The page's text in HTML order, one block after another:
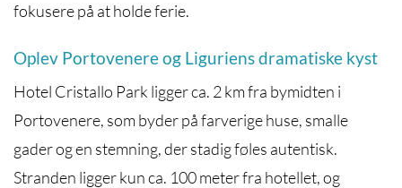
fokusere på at holde ferie.
Oplev Portovenere og Liguriens dramatiske kyst
Hotel Cristallo Park ligger ca. 2 km fra bymidten i
Portovenere, som byder på farverige huse, smalle
gader og en stemning, der stadig føles autentisk.
Stranden ligger kun ca. 100 meter fra hotellet, og